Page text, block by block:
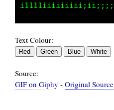
Text Colour:
Source:
GIF on Giphy - Original Source